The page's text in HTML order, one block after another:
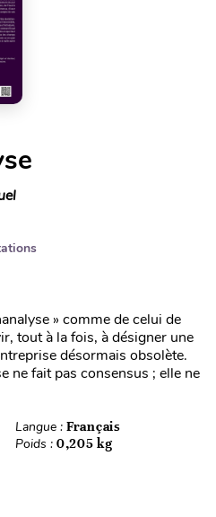
» comme de celui de
tout à la fois, à désigner une
désormais obsolète.
ne fait pas consensus ; elle ne
Langue : Français
Poids : 0,205 kg